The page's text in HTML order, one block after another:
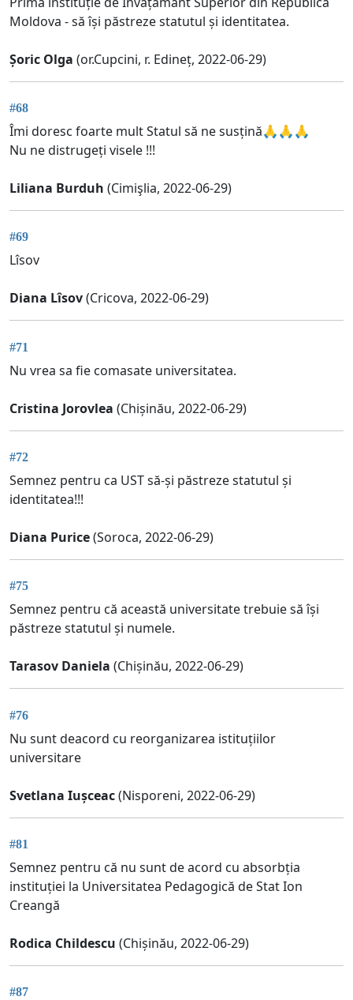
Moldova - să își păstreze statutul și identitatea.
Șoric Olga (or.Cupcini, r. Edineț, 2022-06-29)
#68
Îmi doresc foarte mult Statul să ne susțină🙏🙏🙏
Nu ne distrugeți visele !!!
Liliana Burduh (Cimişlia, 2022-06-29)
#69
Lîsov
Diana Lîsov(Cricova, 2022-06-29)
#71
Nu vrea sa fie comasate universitatea.
Cristina Jorovlea (Chișinău, 2022-06-29)
#72
Semnez pentru ca UST să-și păstreze statutul și
identitatea!!!
Diana Purice(Soroca, 2022-06-29)
#75
Semnez pentru că această universitate trebuie să își
păstreze statutul și numele.
Tarasov Daniela (Chișinău, 2022-06-29)
#76
Nu sunt deacord cu reorganizarea istituțiilor
universitare
Svetlana Iușceac(Nisporeni, 2022-06-29)
#81
Semnez pentru că nu sunt de acord cu absorbția
instituției la Universitatea Pedagogică de Stat Ion
Creangă
Rodica Childescu (Chișinău, 2022-06-29)
#87